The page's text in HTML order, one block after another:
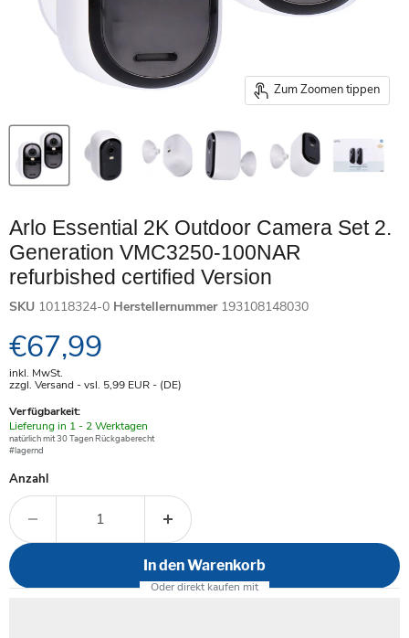
Zum Zoomen tippen
Arlo Essential 2K Outdoor Camera Set 2.
Generation VMC3250-100NAR
refurbished certified Version
SKU 10118324-0 Herstellernummer 193108148030
Aktueller Preis
€67,99
inkl. MwSt.
zzgl. Versand - vsl. 5,99 EUR- (DE)
Verfügbarkeit:
Verfügbar
-
Lieferung in 1 - 2 Werktagen
natürlich mit 30 Tagen Rückgaberecht
#lagernd
Anzahl
In den Warenkorb